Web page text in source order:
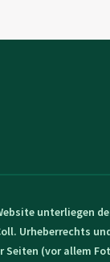
unterliegen
Urheberrechts
Seiten (vor allem